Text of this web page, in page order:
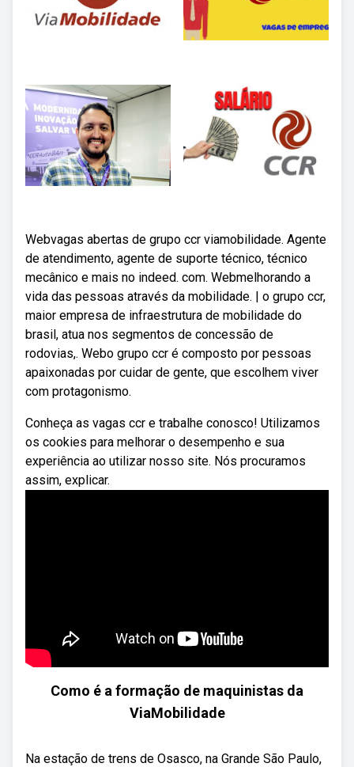
Webvagas abertas de grupo ccr viamobilidade. Agente
de atendimento, agente de suporte técnico, técnico
mecânico e mais no indeed. com. Webmelhorando a
vida das pessoas através da mobilidade. | o grupo ccr,
maior empresa de infraestrutura de mobilidade do
brasil, atua nos segmentos de concessão de
rodovias,. Webo grupo ccr é composto por pessoas
apaixonadas por cuidar de gente, que escolhem viver
com protagonismo.
Conheça as vagas ccr e trabalhe conosco! Utilizamos
os cookies para melhorar o desempenho e sua
experiência ao utilizar nosso site. Nós procuramos
assim, explicar.
Como é a formação de maquinistas da
ViaMobilidade
Na estação de trens de Osasco, na Grande São Paulo,